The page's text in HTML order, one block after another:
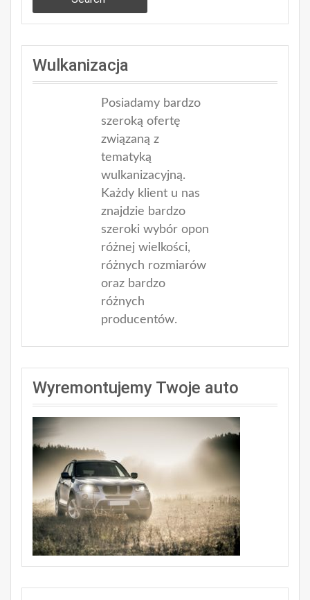
Wulkanizacja
Posiadamy bardzo
szeroką ofertę
związaną z
tematyką
wulkanizacyjną.
Każdy klient u nas
znajdzie bardzo
szeroki wybór opon
różnej wielkości,
różnych rozmiarów
oraz bardzo
różnych
producentów.
Wyremontujemy Twoje auto